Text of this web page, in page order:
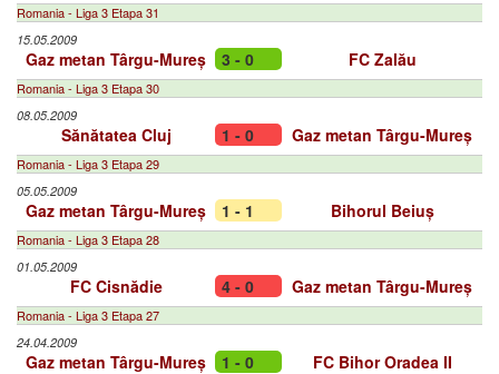
Romania - Liga 3 Etapa 31
15.05.2009
Gaz metan Târgu-Mureș 3 - 0 FC Zalău
Romania - Liga 3 Etapa 30
08.05.2009
Sănătatea Cluj 1 - 0 Gaz metan Târgu-Mureș
Romania - Liga 3 Etapa 29
05.05.2009
Gaz metan Târgu-Mureș 1 - 1 Bihorul Beiuș
Romania - Liga 3 Etapa 28
01.05.2009
FC Cisnădie 4 - 0 Gaz metan Târgu-Mureș
Romania - Liga 3 Etapa 27
24.04.2009
Gaz metan Târgu-Mureș 1 - 0 FC Bihor Oradea II